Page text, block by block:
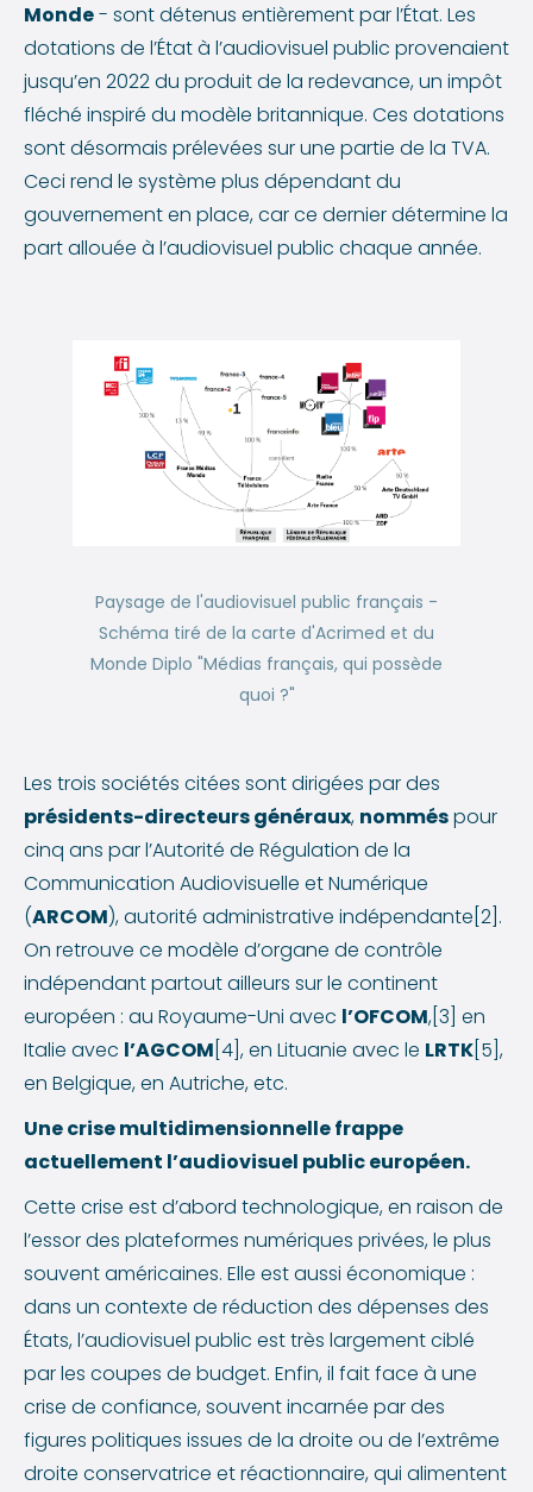
Monde- sont détenus entièrement par l’État. Les
dotations de l’État à l’audiovisuel public provenaient
jusqu’en 2022 du produit de la redevance, un impôt
fléché inspiré du modèle britannique. Ces dotations
sont désormais prélevées sur une partie de la TVA.
Ceci rend le système plus dépendant du
gouvernement en place, car ce dernier détermine la
part allouée à l’audiovisuel public chaque année.
Paysage de l'audiovisuel public français -
Schéma tiré de la carte d'Acrimed et du
Monde Diplo "Médias français, qui possède
quoi ?"
Les trois sociétés citées sont dirigées par des
présidents-directeurs généraux, nomméspour
cinq ans par l’Autorité de Régulation de la
Communication Audiovisuelle et Numérique
(ARCOM), autorité administrative indépendante[2].
On retrouve ce modèle d’organe de contrôle
indépendant partout ailleurs sur le continent
européen : au Royaume-Uni avec l’OFCOM,[3] en
Italie avec l’AGCOM [4], en Lituanie avec le LRTK [5],
en Belgique, en Autriche, etc.
Une crise multidimensionnelle frappe
actuellement l’audiovisuel public européen.
Cette crise est d’abord technologique, en raison de
l’essor des plateformes numériques privées, le plus
souvent américaines. Elle est aussi économique :
dans un contexte de réduction des dépenses des
États, l’audiovisuel public est très largement ciblé
par les coupes de budget. Enfin, il fait face à une
crise de confiance, souvent incarnée par des
figures politiques issues de la droite ou de l’extrême
droite conservatrice et réactionnaire, qui alimentent